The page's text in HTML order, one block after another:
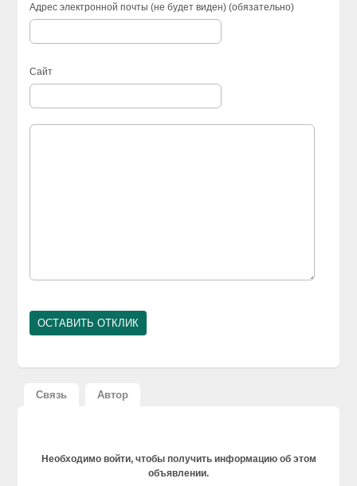
Адрес электронной почты (не будет виден) (обязательно)
Сайт
Связь Автор
Необходимо войти, чтобы получить информацию об этом
объявлении.